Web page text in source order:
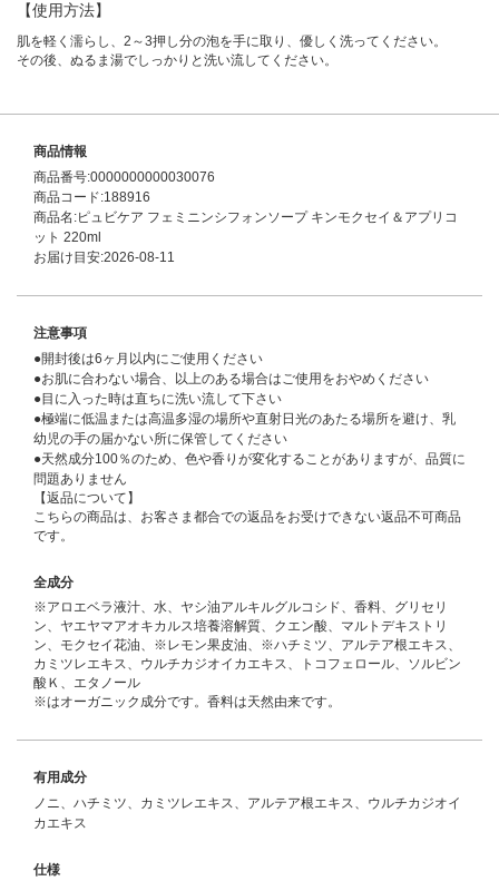
【使用方法】
肌を軽く濡らし、2～3押し分の泡を手に取り、優しく洗ってください。
その後、ぬるま湯でしっかりと洗い流してください。
商品情報
商品番号:0000000000030076
商品コード:188916
商品名:ピュビケア フェミニンシフォンソープ キンモクセイ＆アプリコ
ット 220ml
お届け目安:2026-08-11
注意事項
●開封後は6ヶ月以内にご使用ください
●お肌に合わない場合、以上のある場合はご使用をおやめください
●目に入った時は直ちに洗い流して下さい
●極端に低温または高温多湿の場所や直射日光のあたる場所を避け、乳
幼児の手の届かない所に保管してください
●天然成分100％のため、色や香りが変化することがありますが、品質に
問題ありません
【返品について】
こちらの商品は、お客さま都合での返品をお受けできない返品不可商品
です。
全成分
※アロエベラ液汁、水、ヤシ油アルキルグルコシド、香料、グリセリ
ン、ヤエヤマアオキカルス培養溶解質、クエン酸、マルトデキストリ
ン、モクセイ花油、※レモン果皮油、※ハチミツ、アルテア根エキス、
カミツレエキス、ウルチカジオイカエキス、トコフェロール、ソルビン
酸Ｋ、エタノール
※はオーガニック成分です。香料は天然由来です。
有用成分
ノニ、ハチミツ、カミツレエキス、アルテア根エキス、ウルチカジオイ
カエキス
仕様